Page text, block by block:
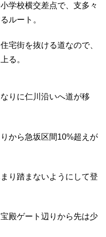
学校横交差点で、支多々
ルート。
宅街を抜ける道なので、
る。
りに仁川沿いへ道が移
から急坂区間10%超えが
り踏まないようにして登
殿ゲート辺りから先は少